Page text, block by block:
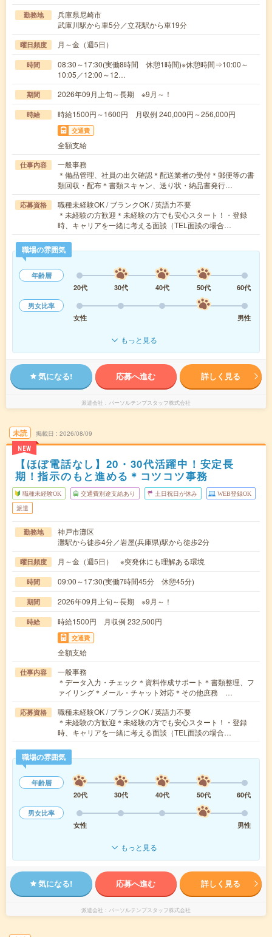
勤務地
兵庫県尼崎市
武庫川駅から車5分／立花駅から車19分
曜日頻度 月～金（週5日）
時間
08:30～17:30(実働8時間 休憩1時間)※休憩時間⇒10:00～
10:05／12:00～12…
期間 2026年09月上旬～長期 ※9月～！
時給 時給1500円～1600円 月収例 240,000円～256,000円
交通費
全額支給
仕事内容
一般事務
＊備品管理、社員の出欠確認＊配送業者の受付＊郵便等の書
類回収・配布＊書類スキャン、送り状・納品書発行…
応募資格
職種未経験OK / ブランクOK / 英語力不要
＊未経験の方歓迎＊未経験の方でも安心スタート！・登録
時、キャリアを一緒に考える面談（TEL面談の場合…
職場の雰囲気
年齢層
20代
30代 40代 50代
60代
男女比率
女性
男性
もっと見る
気になる! 応募へ進む 詳しく見る
派遣会社 パーソルテンプスタッフ株式会社
未読
NEW
掲載日 2026/08/09
【ほぼ電話なし】20・30代活躍中！安定長
期！指示のもと進める＊コツコツ事務
職種未経験OK 交通費別途支給あり 土日祝日が休み WEB登録OK
派遣
勤務地
神戸市灘区
灘駅から徒歩4分／岩屋(兵庫県)駅から徒歩2分
曜日頻度 月～金（週5日） ※突発休にも理解ある環境
時間 09:00～17:30(実働7時間45分 休憩45分)
期間 2026年09月上旬～長期 ※9月～！
時給 時給1500円 月収例 232,500円
交通費
全額支給
仕事内容
一般事務
＊データ入力・チェック＊資料作成サポート＊書類整理、フ
ァイリング＊メール・チャット対応＊その他庶務 …
応募資格
職種未経験OK / ブランクOK / 英語力不要
＊未経験の方歓迎＊未経験の方でも安心スタート！・登録
時、キャリアを一緒に考える面談（TEL面談の場合…
職場の雰囲気
年齢層
20代
30代 40代 50代
60代
男女比率
女性
男性
もっと見る
気になる! 応募へ進む 詳しく見る
派遣会社 パーソルテンプスタッフ株式会社